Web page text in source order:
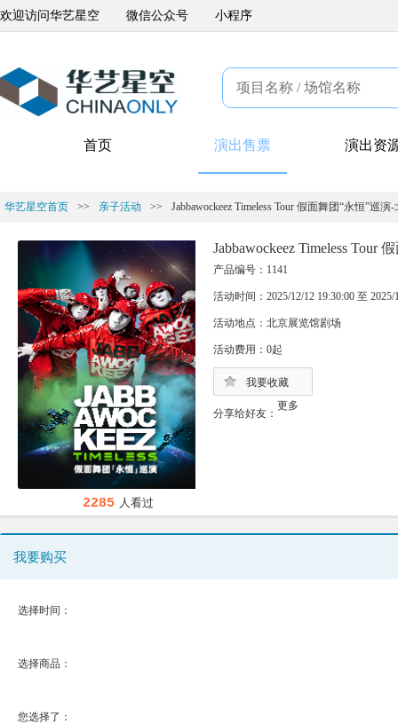
欢迎访问华艺星空 微信公众号 小程序
首页 演出售票 演出资
华艺星空首页 >> 亲子活动 >> Jabbawockeez Timeless Tour 假面舞团“永恒”巡演
2285 人看过
Jabbawockeez Timeless Tour
产品编号：1141
活动时间：2025/12/12 19:30:00 至 2025/
活动地点：北京展览馆剧场
活动费用：0起
我要收藏
分享给好友：
更多
我要购买
选择时间：
选择商品：
您选择了：